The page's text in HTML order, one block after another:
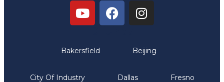
Bakersfield Beijing
City Of Industry Dallas Fresno